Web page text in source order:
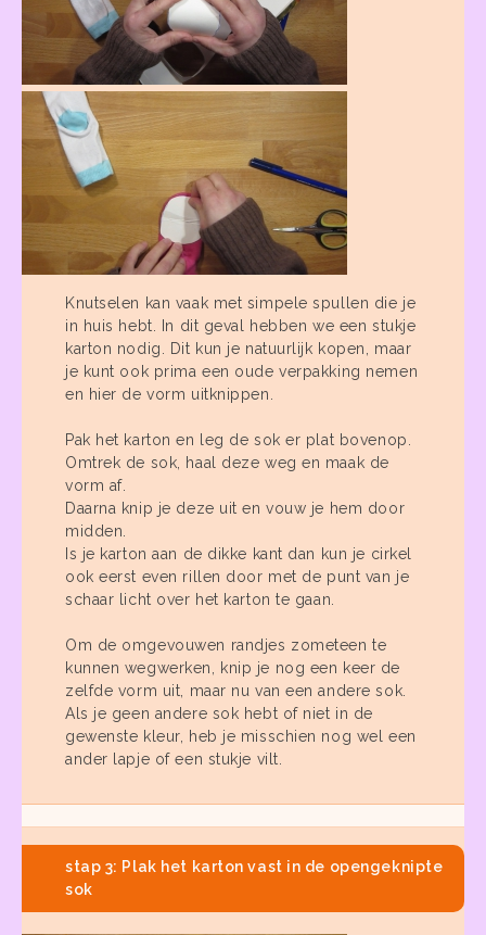
Knutselen kan vaak met simpele spullen die je
in huis hebt. In dit geval hebben we een stukje
karton nodig. Dit kun je natuurlijk kopen, maar
je kunt ook prima een oude verpakking nemen
en hier de vorm uitknippen.
Pak het karton en leg de sok er plat bovenop.
Omtrek de sok, haal deze weg en maak de
vorm af.
Daarna knip je deze uit en vouw je hem door
midden.
Is je karton aan de dikke kant dan kun je cirkel
ook eerst even rillen door met de punt van je
schaar licht over het karton te gaan.
Om de omgevouwen randjes zometeen te
kunnen wegwerken, knip je nog een keer de
zelfde vorm uit, maar nu van een andere sok.
Als je geen andere sok hebt of niet in de
gewenste kleur, heb je misschien nog wel een
ander lapje of een stukje vilt.
stap 3: Plak het karton vast in de opengeknipte
sok